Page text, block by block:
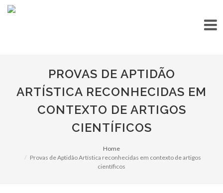
PROVAS DE APTIDÃO
ARTÍSTICA RECONHECIDAS EM
CONTEXTO DE ARTIGOS
CIENTÍFICOS
Home
Provas de Aptidão Artística reconhecidas em contexto de artigos
científicos